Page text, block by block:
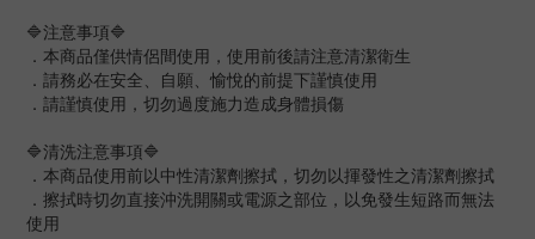
🔷注意事項🔷
．本商品僅供情侶間使用，使用前後請注意清潔衛生
．請務必在安全、自願、愉悅的前提下謹慎使用
．請謹慎使用，切勿過度施力造成身體損傷
🔷清洗注意事項🔷
．本商品使用前以中性清潔劑擦拭，切勿以揮發性之清潔劑擦拭
．擦拭時切勿直接沖洗開關或電源之部位，以免發生短路而無法
使用